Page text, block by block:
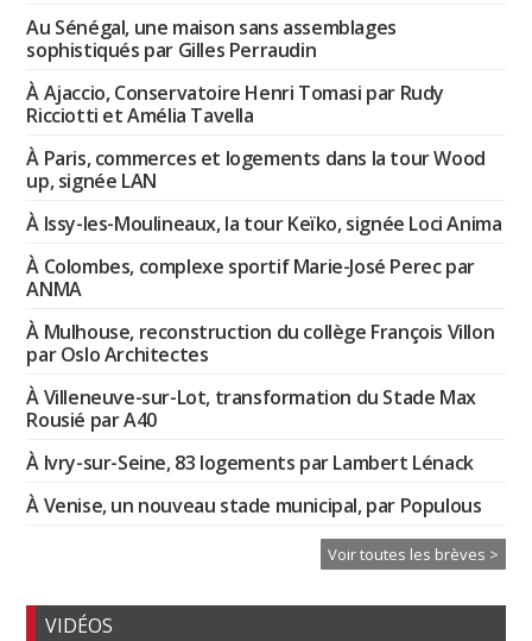
Au Sénégal, une maison sans assemblages
sophistiqués par Gilles Perraudin
À Ajaccio, Conservatoire Henri Tomasi par Rudy
Ricciotti et Amélia Tavella
À Paris, commerces et logements dans la tour Wood
up, signée LAN
À Issy-les-Moulineaux, la tour Keïko, signée Loci Anima
À Colombes, complexe sportif Marie-José Perec par
ANMA
À Mulhouse, reconstruction du collège François Villon
par Oslo Architectes
À Villeneuve-sur-Lot, transformation du Stade Max
Rousié par A40
À Ivry-sur-Seine, 83 logements par Lambert Lénack
À Venise, un nouveau stade municipal, par Populous
Voir toutes les brèves >
VIDÉOS